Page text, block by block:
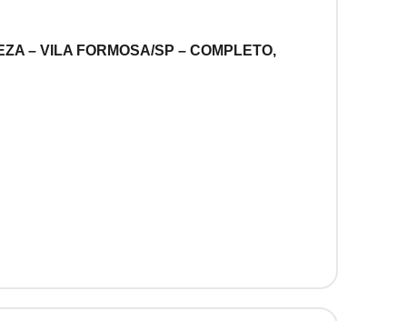
– VILA FORMOSA/SP – COMPLETO,